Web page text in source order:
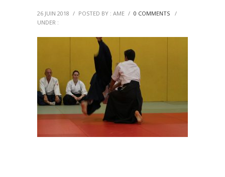
26 JUIN 2018 / POSTED BY : AME / 0 COMMENTS
/
UNDER :